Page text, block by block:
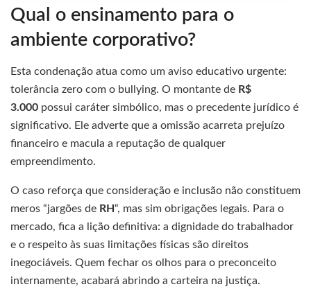
Qual o ensinamento para o
ambiente corporativo?
Esta condenação atua como um aviso educativo urgente:
tolerância zero com o bullying. O montante de R$
3.000 possui caráter simbólico, mas o precedente jurídico é
significativo. Ele adverte que a omissão acarreta prejuízo
financeiro e macula a reputação de qualquer
empreendimento.
O caso reforça que consideração e inclusão não constituem
meros “jargões de RH “, mas sim obrigações legais. Para o
mercado, fica a lição definitiva: a dignidade do trabalhador
e o respeito às suas limitações físicas são direitos
inegociáveis. Quem fechar os olhos para o preconceito
internamente, acabará abrindo a carteira na justiça.